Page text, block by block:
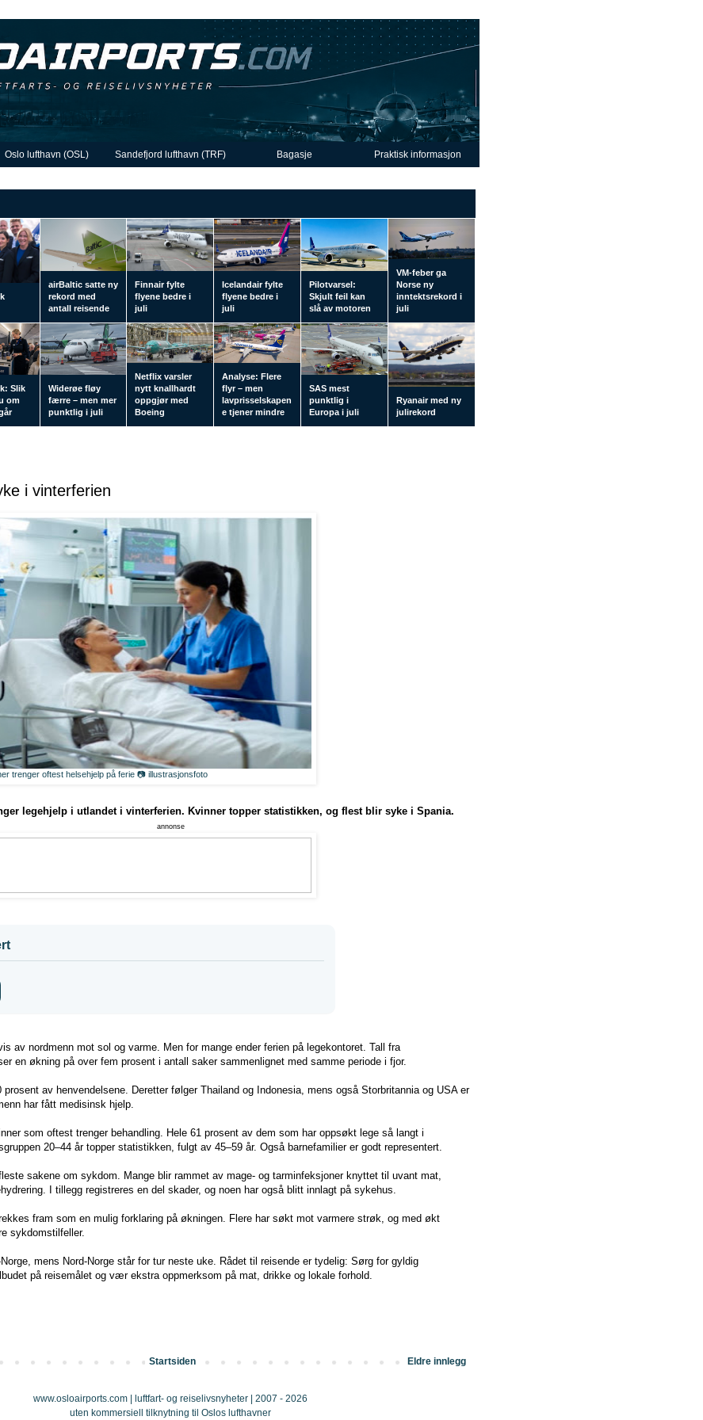
Oslo lufthavn (OSL) Sandefjord lufthavn (TRF) Bagasje Praktisk informasjon
airBaltic satte ny
rekord med
antall reisende
Finnair fylte
flyene bedre i
juli
Icelandair fylte
flyene bedre i
juli
Pilotvarsel:
Skjult feil kan
slå av motoren
VM-feber ga
Norse ny
inntektsrekord i
juli
Slik
om
Widerøe fløy
færre – men mer
punktlig i juli
Netflix varsler
nytt knallhardt
oppgjør med
Boeing
Analyse: Flere
flyr – men
lavprisselskapen
e tjener mindre
SAS mest
punktlig i
Europa i juli
Ryanair med ny
julirekord
i vinterferien
trenger oftest helsehjelp på ferie 📷 illustrasjonsfoto
legehjelp i utlandet i vinterferien. Kvinner topper statistikken, og flest blir syke i Spania.
annonse
av nordmenn mot sol og varme. Men for mange ender ferien på legekontoret. Tall fra
en økning på over fem prosent i antall saker sammenlignet med samme periode i fjor.
av henvendelsene. Deretter følger Thailand og Indonesia, mens også Storbritannia og USA er
har fått medisinsk hjelp.
som oftest trenger behandling. Hele 61 prosent av dem som har oppsøkt lege så langt i
20–44 år topper statistikken, fulgt av 45–59 år. Også barnefamilier er godt representert.
sakene om sykdom. Mange blir rammet av mage- og tarminfeksjoner knyttet til uvant mat,
I tillegg registreres en del skader, og noen har også blitt innlagt på sykehus.
fram som en mulig forklaring på økningen. Flere har søkt mot varmere strøk, og med økt
sykdomstilfeller.
mens Nord-Norge står for tur neste uke. Rådet til reisende er tydelig: Sørg for gyldig
på reisemålet og vær ekstra oppmerksom på mat, drikke og lokale forhold.
Eldre innlegg
Startsiden
www.osloairports.com | luftfart- og reiselivsnyheter | 2007 - 2026
uten kommersiell tilknytning til Oslos lufthavner